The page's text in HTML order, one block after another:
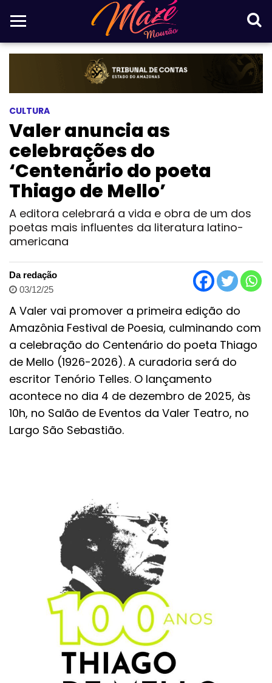
CULTURA
Valer anuncia as
celebrações do
‘Centenário do poeta
Thiago de Mello’
A editora celebrará a vida e obra de um dos
poetas mais influentes da literatura latino-
americana
Da redação
03/12/25
A Valer vai promover a primeira edição do
Amazônia Festival de Poesia, culminando com
a celebração do Centenário do poeta Thiago
de Mello (1926-2026). A curadoria será do
escritor Tenório Telles. O lançamento
acontece no dia 4 de dezembro de 2025, às
10h, no Salão de Eventos da Valer Teatro, no
Largo São Sebastião.